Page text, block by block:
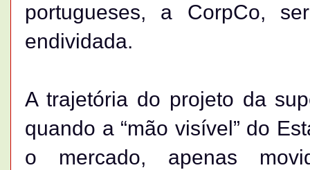
portugueses, a CorpCo,
endividada.
A trajetória do projeto da
quando a “mão visível” do
o mercado, apenas